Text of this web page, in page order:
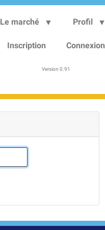
Le marché Profil
Inscription Connexion
Version 0.91